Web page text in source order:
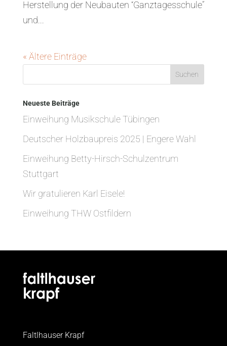
Herstellung der Neubauten “Ganztagesschule”
und...
« Ältere Einträge
Neueste Beiträge
Einweihung Musikschule Tübingen
Deutscher Holzbaupreis 2025 | Engere Wahl
Einweihung Betty-Hirsch-Schulzentrum
Stuttgart
Wir gratulieren Karl Eisele!
Einweihung THW Ostfildern
Faltlhauser Krapf